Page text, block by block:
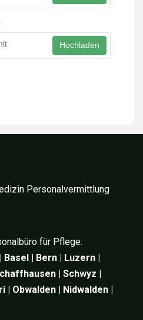
Hochladen
für Pflege:
| Bern | Luzern |
| Schwyz |
Obwalden | Nidwalden |